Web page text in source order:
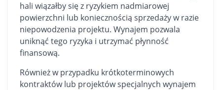
hali wiązałby się z ryzykiem nadmiarowej
powierzchni lub koniecznością sprzedaży w razie
niepowodzenia projektu. Wynajem pozwala
uniknąć tego ryzyka i utrzymać płynność
finansową.
Również w przypadku krótkoterminowych
kontraktów lub projektów specjalnych wynajem